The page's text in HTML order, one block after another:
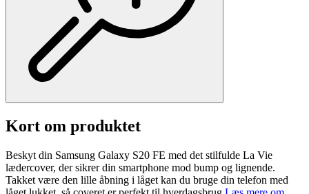
Kort om produktet
Beskyt din Samsung Galaxy S20 FE med det stilfulde La Vie
lædercover, der sikrer din smartphone mod bump og lignende.
Takket være den lille åbning i låget kan du bruge din telefon med